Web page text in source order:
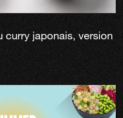
curry japonais, version